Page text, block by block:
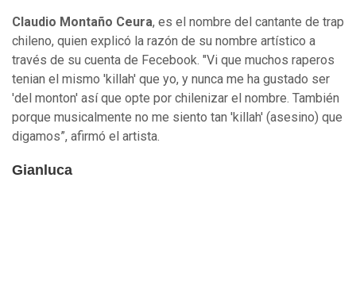
Claudio Montaño Ceura, es el nombre del cantante de trap
chileno, quien explicó la razón de su nombre artístico a
través de su cuenta de Fecebook. "Vi que muchos raperos
tenian el mismo 'killah' que yo, y nunca me ha gustado ser
'del monton' así que opte por chilenizar el nombre. También
porque musicalmente no me siento tan 'killah' (asesino) que
digamos”, afirmó el artista.
Gianluca